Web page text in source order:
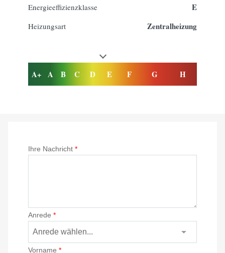
Energieeffizienzklasse E
Heizungsart Zentralheizung
A+ A B C D E F G H
Ihre Nachricht *
Anrede *
Vorname *